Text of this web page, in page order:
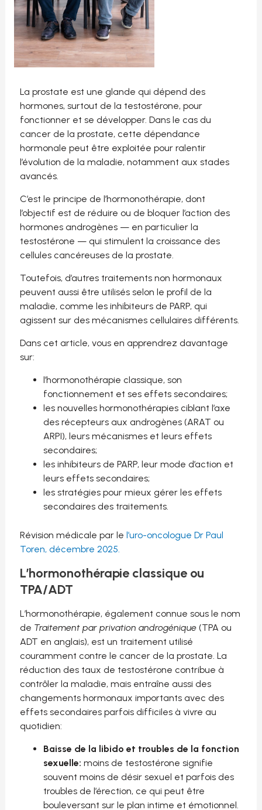
La prostate est une glande qui dépend des
hormones, surtout de la testostérone, pour
fonctionner et se développer. Dans le cas du
cancer de la prostate, cette dépendance
hormonale peut être exploitée pour ralentir
l’évolution de la maladie, notamment aux stades
avancés.
C’est le principe de l’hormonothérapie, dont
l’objectif est de réduire ou de bloquer l’action des
hormones androgènes — en particulier la
testostérone — qui stimulent la croissance des
cellules cancéreuses de la prostate.
Toutefois, d’autres traitements non hormonaux
peuvent aussi être utilisés selon le profil de la
maladie, comme les inhibiteurs de PARP, qui
agissent sur des mécanismes cellulaires différents.
Dans cet article, vous en apprendrez davantage
sur:
l’hormonothérapie classique, son
fonctionnement et ses effets secondaires;
les nouvelles hormonothérapies ciblant l’axe
des récepteurs aux androgènes (ARAT ou
ARPI), leurs mécanismes et leurs effets
secondaires;
les inhibiteurs de PARP, leur mode d’action et
leurs effets secondaires;
les stratégies pour mieux gérer les effets
secondaires des traitements.
Révision médicale par le l’uro-oncologue Dr Paul
Toren, décembre 2025.
L’hormonothérapie classique ou
TPA/ADT
L’hormonothérapie, également connue sous le nom
de Traitement par privation androgénique(TPA ou
ADT en anglais), est un traitement utilisé
couramment contre le cancer de la prostate. La
réduction des taux de testostérone contribue à
contrôler la maladie, mais entraîne aussi des
changements hormonaux importants avec des
effets secondaires parfois difficiles à vivre au
quotidien:
Baisse de la libido et troubles de la fonction
sexuelle: moins de testostérone signifie
souvent moins de désir sexuel et parfois des
troubles de l’érection, ce qui peut être
bouleversant sur le plan intime et émotionnel.